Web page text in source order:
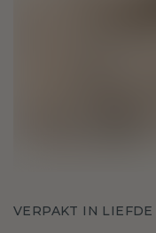
VERPAKT IN LIEFDE